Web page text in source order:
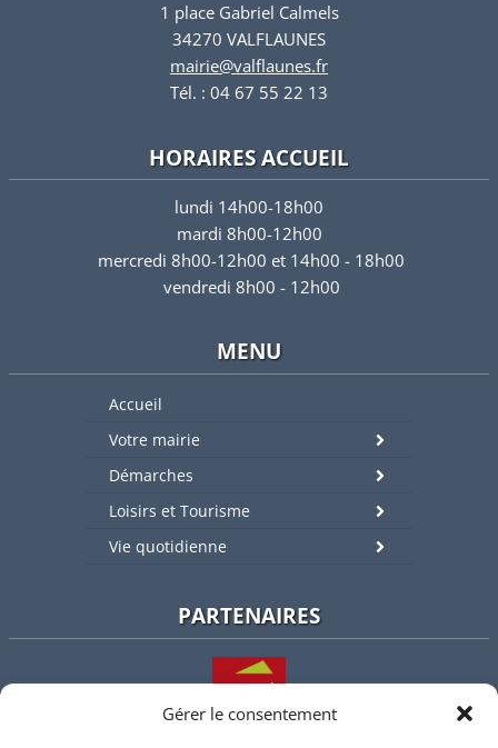
Gérer le consentement
1 place Gabriel Calmels
34270 VALFLAUNES
mairie@valflaunes.fr
Tél. : 04 67 55 22 13
HORAIRES ACCUEIL
lundi 14h00-18h00
mardi 8h00-12h00
mercredi 8h00-12h00 et 14h00 - 18h00
vendredi 8h00 - 12h00
MENU
Accueil
Votre mairie
Démarches
Loisirs et Tourisme
Vie quotidienne
PARTENAIRES